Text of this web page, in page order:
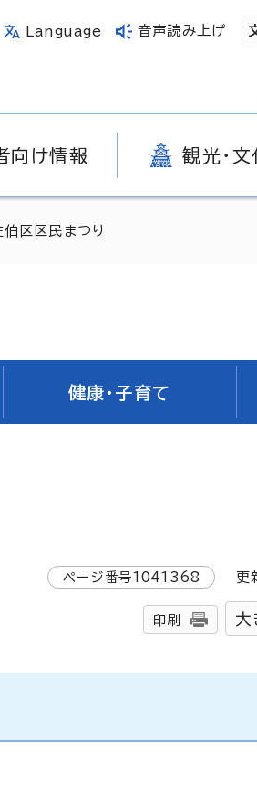
Language 音声読み上げ
向け情報 観光・文
区区民まつり
健康・子育て
ページ番号1041368 更
印刷 大